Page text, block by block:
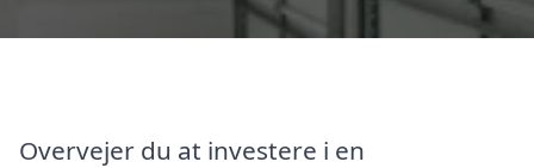
Overvejer du at investere i en